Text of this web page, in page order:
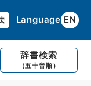
Language EN
辞書検索
（五十音順）